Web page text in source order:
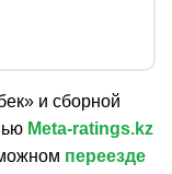
и сборной
Meta-ratings.kz
переезде